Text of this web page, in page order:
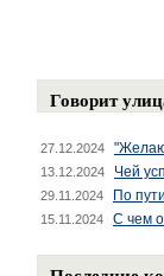
Говорит
27.12.2024
13.12.2024 Чей
29.11.2024 По
15.11.2024 С чем